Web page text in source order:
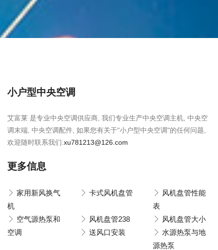
小户型中央空调
艾富莱 是专业中央空调供应商, 我们专业生产中央空调主机, 中央空
调末端, 中央空调配件, 如果您有关于"小户型中央空调"的任何问题,
欢迎随时联系我们. xu781213@126.com
更多信息
家用新风换气
机
卡式风机盘管
风机盘管性能
表
空气源热泵和
空调
风机盘管238
风机盘管大小
送风口安装
水源热泵与地
源热泵